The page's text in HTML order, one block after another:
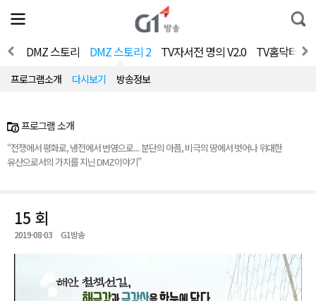
전
체
뉴
열
통
합
색
드 DMZ 스토리 DMZ 스토리 2 TV자서전 명의 V2.0 TV홈닥터 -
프로그램소개 다시보기 방송정보
프로그램 소개
“전쟁에서 평화로, 냉전에서 번영으로... 분단의 아픔, 비극의 땅에서 벗어나 위대한
유산으로서의 가치를 지닌 DMZ이야기”
15 회
2019-08-03 G1방송